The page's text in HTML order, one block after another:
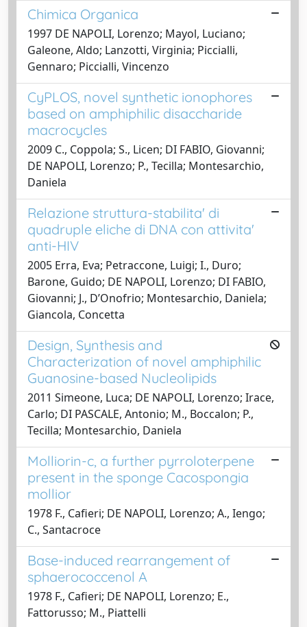
Chimica Organica
1997 DE NAPOLI, Lorenzo; Mayol, Luciano;
Galeone, Aldo; Lanzotti, Virginia; Piccialli,
Gennaro; Piccialli, Vincenzo
CyPLOS, novel synthetic ionophores
based on amphiphilic disaccharide
macrocycles
2009 C., Coppola; S., Licen; DI FABIO, Giovanni;
DE NAPOLI, Lorenzo; P., Tecilla; Montesarchio,
Daniela
Relazione struttura-stabilita' di
quadruple eliche di DNA con attivita'
anti-HIV
2005 Erra, Eva; Petraccone, Luigi; I., Duro;
Barone, Guido; DE NAPOLI, Lorenzo; DI FABIO,
Giovanni; J., D’Onofrio; Montesarchio, Daniela;
Giancola, Concetta
Design, Synthesis and
Characterization of novel amphiphilic
Guanosine-based Nucleolipids
2011 Simeone, Luca; DE NAPOLI, Lorenzo; Irace,
Carlo; DI PASCALE, Antonio; M., Boccalon; P.,
Tecilla; Montesarchio, Daniela
Molliorin-c, a further pyrroloterpene
present in the sponge Cacospongia
mollior
1978 F., Cafieri; DE NAPOLI, Lorenzo; A., Iengo;
C., Santacroce
Base-induced rearrangement of
sphaerococcenol A
1978 F., Cafieri; DE NAPOLI, Lorenzo; E.,
Fattorusso; M., Piattelli